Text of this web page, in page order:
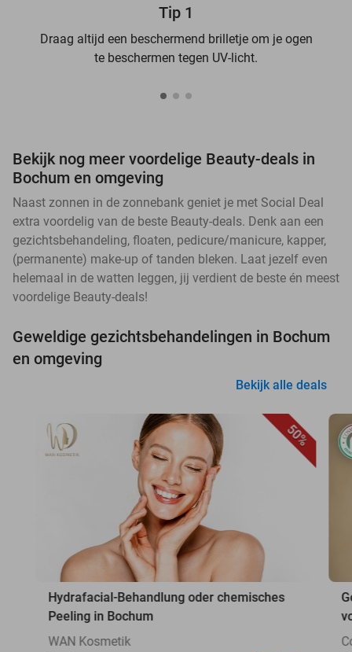
Tip 1
Draag altijd een beschermend brilletje om je ogen
te beschermen tegen UV-licht.
Bekijk nog meer voordelige Beauty-deals in
Bochum en omgeving
Naast zonnen in de zonnebank geniet je met Social Deal
extra voordelig van de beste Beauty-deals. Denk aan een
gezichtsbehandeling, floaten, pedicure/manicure, kapper,
(permanente) make-up of tanden bleken. Laat jezelf even
helemaal in de watten leggen, jij verdient de beste én meest
voordelige Beauty-deals!
Geweldige gezichtsbehandelingen in Bochum
en omgeving
Bekijk alle deals
50%
Hydrafacial-Behandlung oder chemisches
Peeling in Bochum
WAN Kosmetik